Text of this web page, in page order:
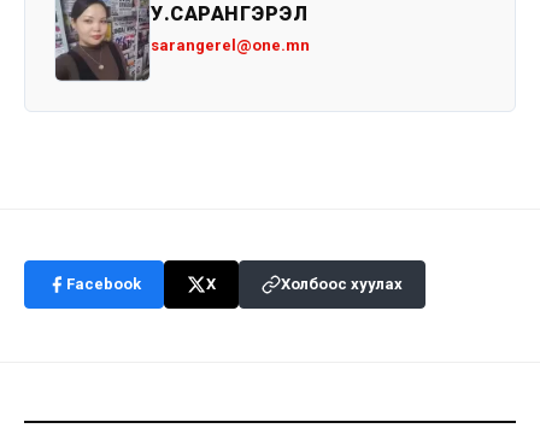
У.САРАНГЭРЭЛ
sarangerel@one.mn
Facebook X Холбоос хуулах